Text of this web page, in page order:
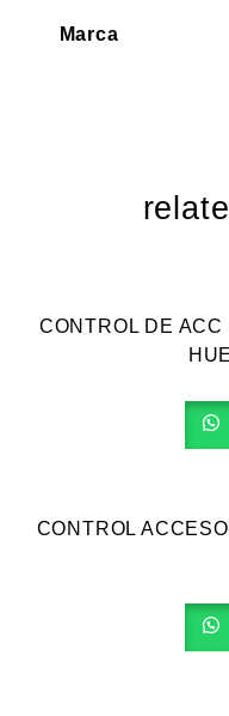
Marca
CONTROL DE ACC
CONTROL